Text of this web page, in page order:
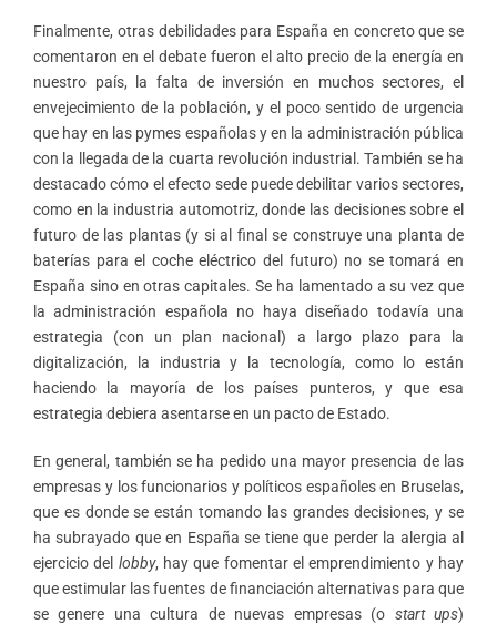
Finalmente, otras debilidades para España en concreto que se
comentaron en el debate fueron el alto precio de la energía en
nuestro país, la falta de inversión en muchos sectores, el
envejecimiento de la población, y el poco sentido de urgencia
que hay en las pymes españolas y en la administración pública
con la llegada de la cuarta revolución industrial. También se ha
destacado cómo el efecto sede puede debilitar varios sectores,
como en la industria automotriz, donde las decisiones sobre el
futuro de las plantas (y si al final se construye una planta de
baterías para el coche eléctrico del futuro) no se tomará en
España sino en otras capitales. Se ha lamentado a su vez que
la administración española no haya diseñado todavía una
estrategia (con un plan nacional) a largo plazo para la
digitalización, la industria y la tecnología, como lo están
haciendo la mayoría de los países punteros, y que esa
estrategia debiera asentarse en un pacto de Estado.
En general, también se ha pedido una mayor presencia de las
empresas y los funcionarios y políticos españoles en Bruselas,
que es donde se están tomando las grandes decisiones, y se
ha subrayado que en España se tiene que perder la alergia al
ejercicio del lobby, hay que fomentar el emprendimiento y hay
que estimular las fuentes de financiación alternativas para que
se genere una cultura de nuevas empresas (o start ups)